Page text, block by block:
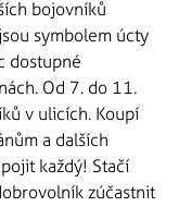
bojovníků
symbolem úcty
dostupné
Od 7. do 11.
v ulicích. Koupí
a dalších
každý! Stačí
zúčastnit